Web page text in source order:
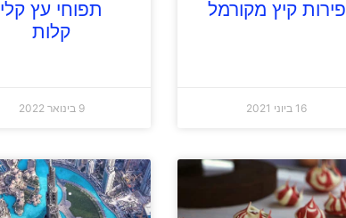
פירות קיץ מקורמל
16 ביוני 2021
תפוחי עץ קלי
קלות
9 בינואר 2022